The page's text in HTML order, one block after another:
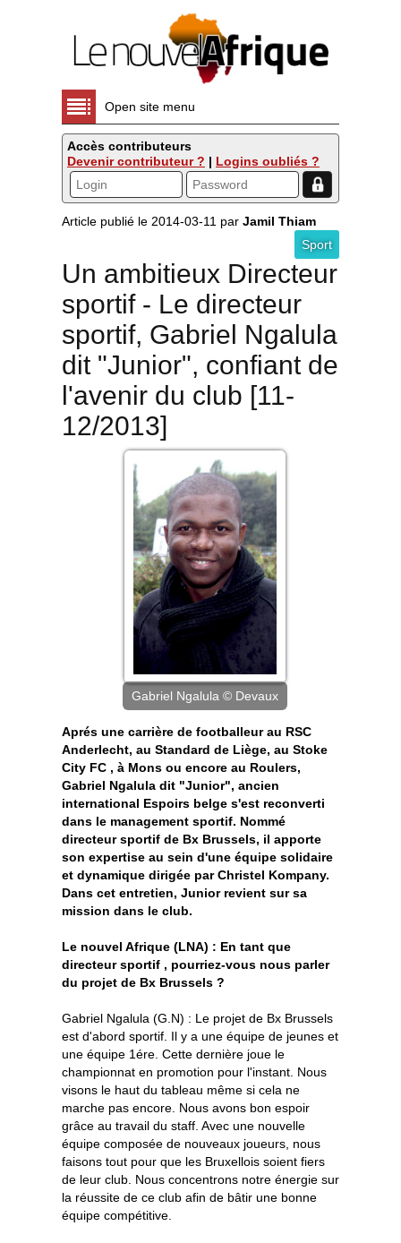
Open site menu
Accès contributeurs
Devenir contributeur ? | Logins oubliés ?
Article publié le 2014-03-11 par Jamil Thiam
Sport
Un ambitieux Directeur
sportif - Le directeur
sportif, Gabriel Ngalula
dit "Junior", confiant de
l'avenir du club [11-
12/2013]
Gabriel Ngalula © Devaux
Aprés une carrière de footballeur au RSC
Anderlecht, au Standard de Liège, au Stoke
City FC , à Mons ou encore au Roulers,
Gabriel Ngalula dit "Junior", ancien
international Espoirs belge s'est reconverti
dans le management sportif. Nommé
directeur sportif de Bx Brussels, il apporte
son expertise au sein d'une équipe solidaire
et dynamique dirigée par Christel Kompany.
Dans cet entretien, Junior revient sur sa
mission dans le club.
Le nouvel Afrique (LNA) : En tant que
directeur sportif , pourriez-vous nous parler
du projet de Bx Brussels ?
Gabriel Ngalula (G.N) : Le projet de Bx Brussels
est d'abord sportif. Il y a une équipe de jeunes et
une équipe 1ére. Cette dernière joue le
championnat en promotion pour l'instant. Nous
visons le haut du tableau même si cela ne
marche pas encore. Nous avons bon espoir
grâce au travail du staff. Avec une nouvelle
équipe composée de nouveaux joueurs, nous
faisons tout pour que les Bruxellois soient fiers
de leur club. Nous concentrons notre énergie sur
la réussite de ce club afin de bâtir une bonne
équipe compétitive.